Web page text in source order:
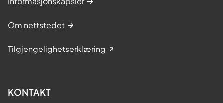
Om nettstedet
Tilgjengelighetserklæring
KONTAKT